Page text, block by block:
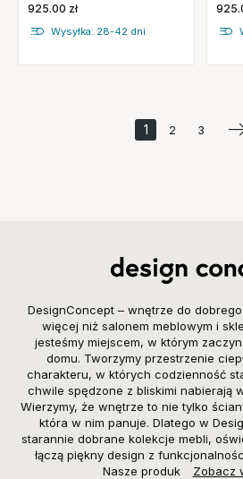
925.00 zł
Wysyłka: 28-42 dni
1 2 3
DesignConcept – wnętrze do
więcej niż salonem meblowym i
jesteśmy miejscem, w którym
domu. Tworzymy przestrzenie
charakteru, w których codzienność
chwile spędzone z bliskimi nabierają
Wierzymy, że wnętrze to nie tylko
która w nim panuje. Dlatego w
starannie dobrane kolekcje mebli,
łączą piękny design z
Nasze produk
Zobacz